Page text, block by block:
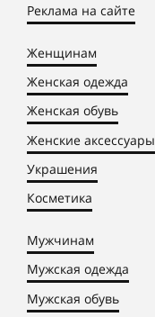
Реклама на сайте
Женщинам
Женская одежда
Женская обувь
Женские аксессуары
Украшения
Косметика
Мужчинам
Мужская одежда
Мужская обувь